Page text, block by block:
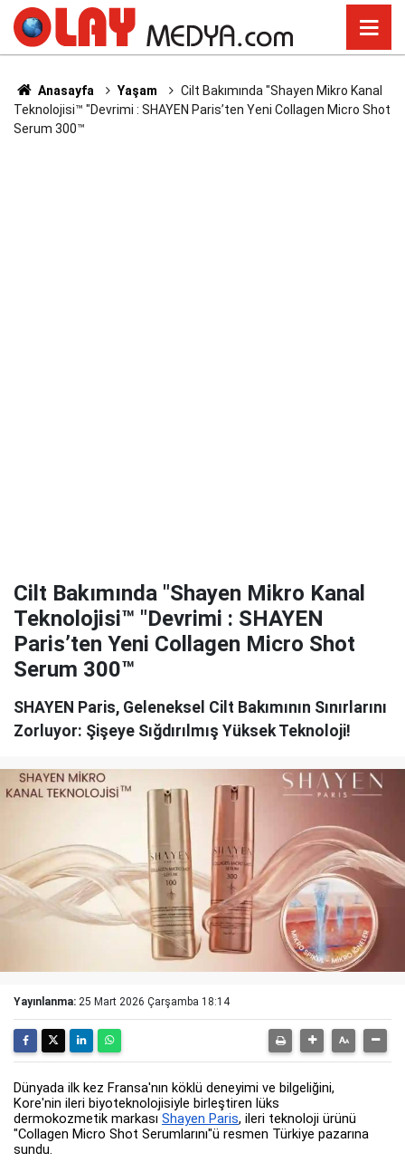
Anasayfa Yaşam
Cilt Bakımında "Shayen Mikro Kanal
Teknolojisi™ "Devrimi : SHAYEN Paris’ten Yeni Collagen Micro Shot
Serum 300™
Cilt Bakımında "Shayen Mikro Kanal
Teknolojisi™ "Devrimi : SHAYEN
Paris’ten Yeni Collagen Micro Shot
Serum 300™
SHAYEN Paris, Geleneksel Cilt Bakımının Sınırlarını
Zorluyor: Şişeye Sığdırılmış Yüksek Teknoloji!
Yayınlanma: 25 Mart 2026 Çarşamba 18:14
Dünyada ilk kez Fransa'nın köklü deneyimi ve bilgeliğini,
Kore'nin ileri biyoteknolojisiyle birleştiren lüks
dermokozmetik markası Shayen Paris, ileri teknoloji ürünü
"Collagen Micro Shot Serumlarını"ü resmen Türkiye pazarına
sundu.